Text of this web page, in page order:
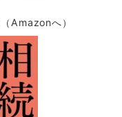
（Amazonへ）